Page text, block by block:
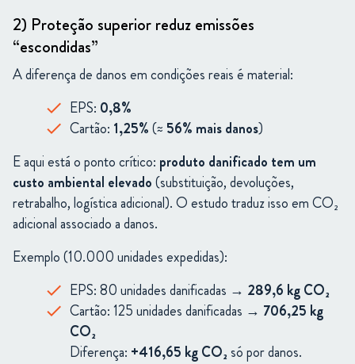
2) Proteção superior reduz emissões
“escondidas”
A diferença de danos em condições reais é material:
EPS: 0,8%
Cartão: 1,25%(≈ 56% mais danos)
E aqui está o ponto crítico: produto danificado tem um
custo ambiental elevado(substituição, devoluções,
retrabalho, logística adicional). O estudo traduz isso em CO₂
adicional associado a danos.
Exemplo (10.000 unidades expedidas):
EPS: 80 unidades danificadas → 289,6 kg CO₂
Cartão: 125 unidades danificadas → 706,25 kg
CO₂
Diferença: +416,65 kg CO₂ só por danos.